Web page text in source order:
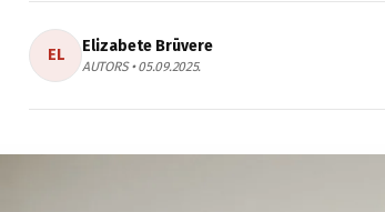
EL Elizabete Brūvere
AUTORS • 05.09.2025.